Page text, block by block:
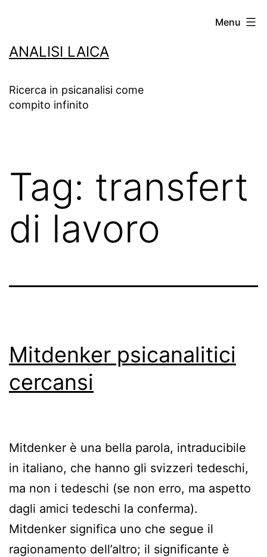
contenuto
ANALISI LAICA
Ricerca in psicanalisi come
compito infinito
Menu
Tag: transfert
di lavoro
Mitdenker psicanalitici
cercansi
Mitdenker è una bella parola, intraducibile
in italiano, che hanno gli svizzeri tedeschi,
ma non i tedeschi (se non erro, ma aspetto
dagli amici tedeschi la conferma).
Mitdenker significa uno che segue il
ragionamento dell’altro; il significante è